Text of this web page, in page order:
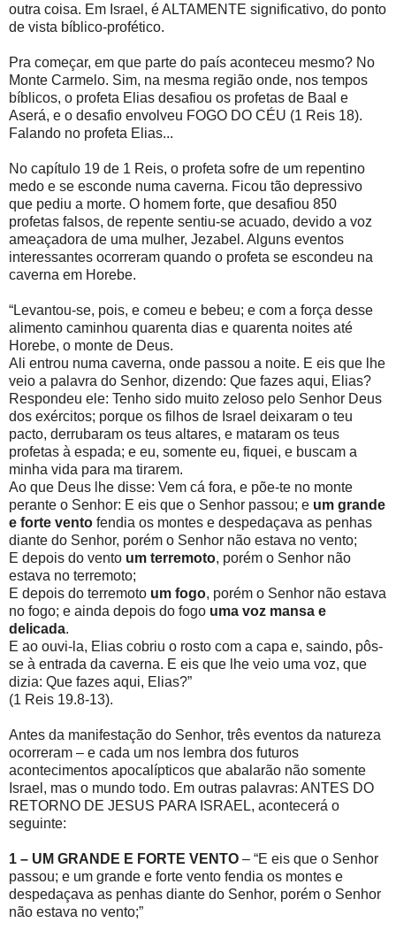
outra coisa. Em Israel, é ALTAMENTE significativo, do ponto
de vista bíblico-profético.
Pra começar, em que parte do país aconteceu mesmo? No
Monte Carmelo. Sim, na mesma região onde, nos tempos
bíblicos, o profeta Elias desafiou os profetas de Baal e
Aserá, e o desafio envolveu FOGO DO CÉU (1 Reis 18).
Falando no profeta Elias...
No capítulo 19 de 1 Reis, o profeta sofre de um repentino
medo e se esconde numa caverna. Ficou tão depressivo
que pediu a morte. O homem forte, que desafiou 850
profetas falsos, de repente sentiu-se acuado, devido a voz
ameaçadora de uma mulher, Jezabel. Alguns eventos
interessantes ocorreram quando o profeta se escondeu na
caverna em Horebe.
“Levantou-se, pois, e comeu e bebeu; e com a força desse
alimento caminhou quarenta dias e quarenta noites até
Horebe, o monte de Deus.
Ali entrou numa caverna, onde passou a noite. E eis que lhe
veio a palavra do Senhor, dizendo: Que fazes aqui, Elias?
Respondeu ele: Tenho sido muito zeloso pelo Senhor Deus
dos exércitos; porque os filhos de Israel deixaram o teu
pacto, derrubaram os teus altares, e mataram os teus
profetas à espada; e eu, somente eu, fiquei, e buscam a
minha vida para ma tirarem.
Ao que Deus lhe disse: Vem cá fora, e põe-te no monte
perante o Senhor: E eis que o Senhor passou; e um grande
e forte vento fendia os montes e despedaçava as penhas
diante do Senhor, porém o Senhor não estava no vento;
E depois do vento um terremoto, porém o Senhor não
estava no terremoto;
E depois do terremoto um fogo, porém o Senhor não estava
no fogo; e ainda depois do fogo uma voz mansa e
delicada.
E ao ouvi-la, Elias cobriu o rosto com a capa e, saindo, pôs-
se à entrada da caverna. E eis que lhe veio uma voz, que
dizia: Que fazes aqui, Elias?”
(1 Reis 19.8-13).
Antes da manifestação do Senhor, três eventos da natureza
ocorreram – e cada um nos lembra dos futuros
acontecimentos apocalípticos que abalarão não somente
Israel, mas o mundo todo. Em outras palavras: ANTES DO
RETORNO DE JESUS PARA ISRAEL, acontecerá o
seguinte:
1 – UM GRANDE E FORTE VENTO – “E eis que o Senhor
passou; e um grande e forte vento fendia os montes e
despedaçava as penhas diante do Senhor, porém o Senhor
não estava no vento;”